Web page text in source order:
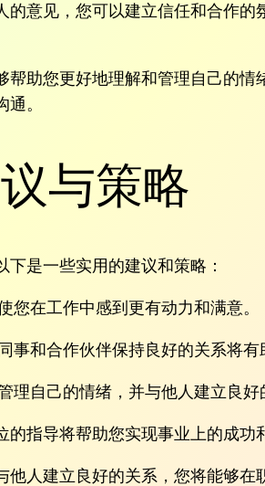
意见，您可以建立信任和合作的
助您更好地理解和管理自己的情
。
与策略
是一些实用的建议和策略：
在工作中感到更有动力和满意。
和合作伙伴保持良好的关系将有
自己的情绪，并与他人建立良好
指导将帮助您实现事业上的成功
人建立良好的关系，您将能够在